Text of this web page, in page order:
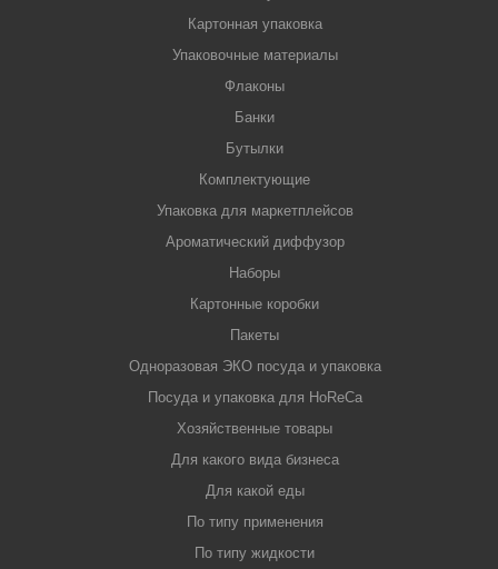
Картонная упаковка
Упаковочные материалы
Флаконы
Банки
Бутылки
Комплектующие
Упаковка для маркетплейсов
Ароматический диффузор
Наборы
Картонные коробки
Пакеты
Одноразовая ЭКО посуда и упаковка
Посуда и упаковка для HoReCa
Хозяйственные товары
Для какого вида бизнеса
Для какой еды
По типу применения
По типу жидкости